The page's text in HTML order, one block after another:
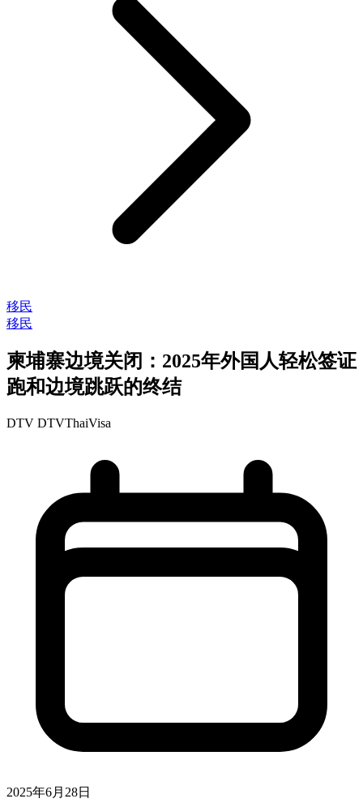
移民
移民
柬埔寨边境关闭：2025年外国人轻松签证
跑和边境跳跃的终结
DTV DTVThaiVisa
2025年6月28日